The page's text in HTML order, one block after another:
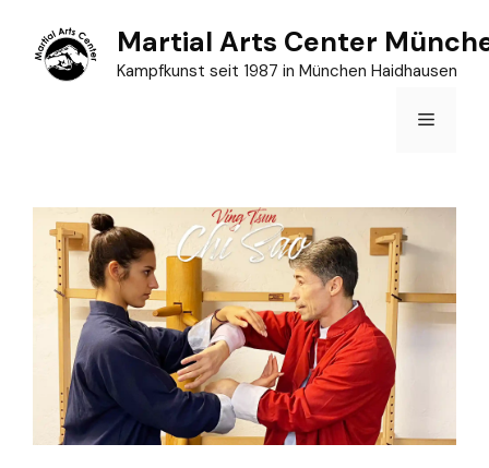
Inhalt
springen
Martial Arts Center
Kampfkunst seit 1987 in München Haidhausen
Menü